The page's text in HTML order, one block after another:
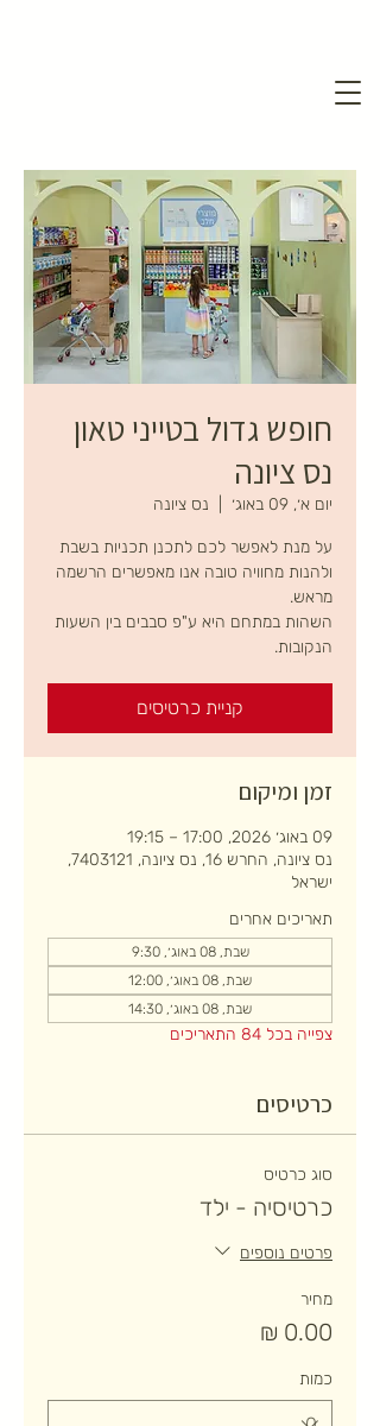
חופש גדול בטייני טאון
נס ציונה
יום א׳, 09 באוג׳ נס ציונה
על מנת לאפשר לכם לתכנן תכניות בשבת
ולהנות מחוויה טובה אנו מאפשרים הרשמה
השהות במתחם היא ע"פ סבבים בין השעות
הנקובות.
קניית כרטיסים
זמן ומיקום
09 באוג׳ 2026, 17:00 – 19:15
נס ציונה, החרש 16, נס ציונה, 7403121,
ישראל
תאריכים אחרים
שבת, 08 באוג׳, 9:30
שבת, 08 באוג׳, 12:00
שבת, 08 באוג׳, 14:30
צפייה בכל 84 התאריכים
כרטיסים
סוג כרטיס
כרטיסיה - ילד
פרטים נוספים
מחיר
כמות